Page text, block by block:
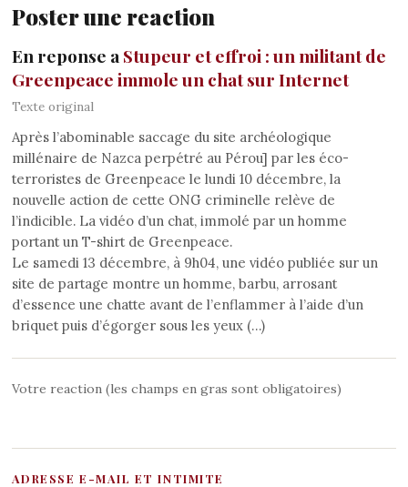
Poster une reaction
En reponse a Stupeur et effroi : un militant de
Greenpeace immole un chat sur Internet
Texte original
Après l’abominable saccage du site archéologique
millénaire de Nazca perpétré au Pérou] par les éco-
terroristes de Greenpeace le lundi 10 décembre, la
nouvelle action de cette ONG criminelle relève de
l’indicible. La vidéo d’un chat, immolé par un homme
portant un T-shirt de Greenpeace.
Le samedi 13 décembre, à 9h04, une vidéo publiée sur un
site de partage montre un homme, barbu, arrosant
d’essence une chatte avant de l’enflammer à l’aide d’un
briquet puis d’égorger sous les yeux (…)
Votre reaction (les champs en gras sont obligatoires)
ADRESSE E-MAIL ET INTIMITE